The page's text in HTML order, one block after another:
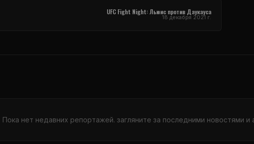
UFC Fight Night: Льюис против Даукауса
18 декабря 2021 г.
Пока нет недавних репортажей. загляните за последними новостями и